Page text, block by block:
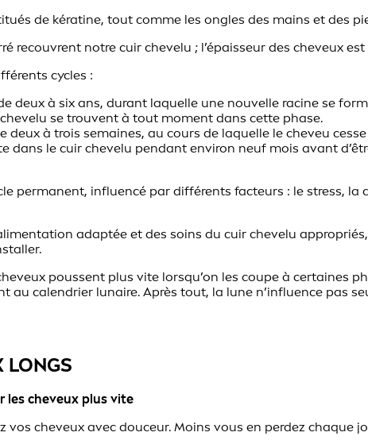
de kératine, tout comme les ongles des mains et des
recouvrent notre cuir chevelu ; l’épaisseur des cheveux
cycles :
deux à six ans, durant laquelle une nouvelle racine se
se trouvent à tout moment dans cette phase.
à trois semaines, au cours de laquelle le cheveu
dans le cuir chevelu pendant environ neuf mois avant
permanent, influencé par différents facteurs : le stress,
adaptée et des soins du cuir chevelu
poussent plus vite lorsqu’on les coupe à certaines
au calendrier lunaire. Après tout, la lune n’influence pas
LONGS
les cheveux plus vite
vos cheveux avec douceur. Moins vous en perdez chaque